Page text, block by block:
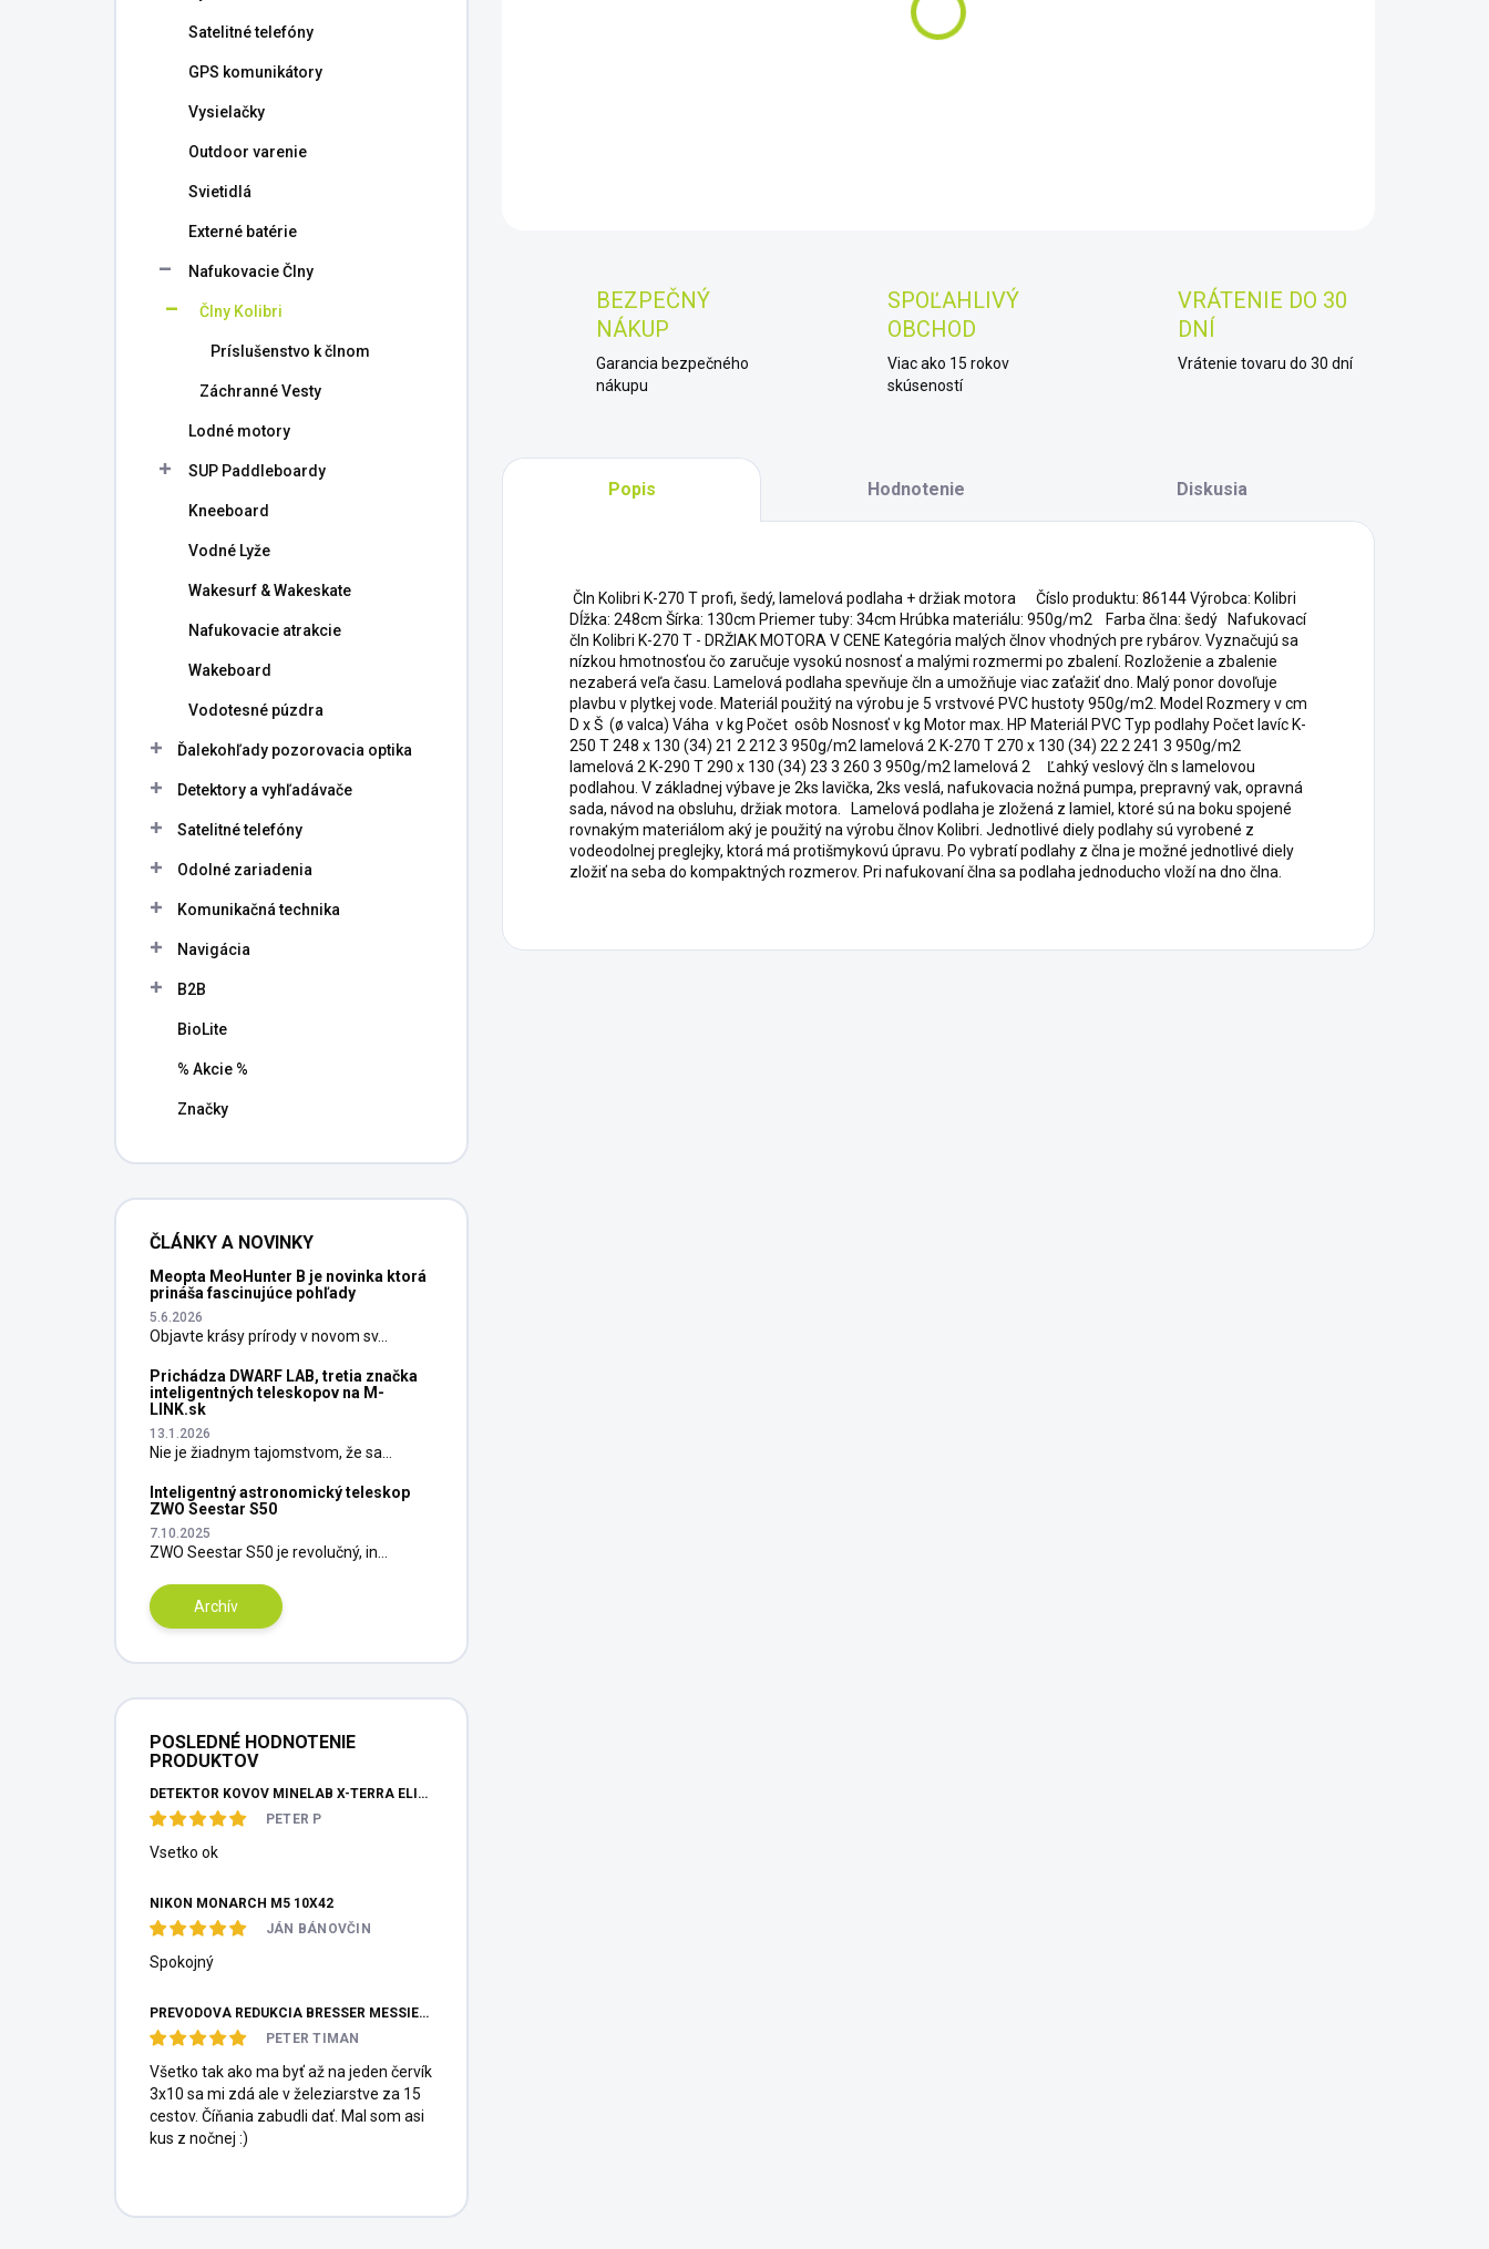
Satelitné telefóny
GPS komunikátory
Vysielačky
Outdoor varenie
Svietidlá
Externé batérie
Nafukovacie Člny
Člny Kolibri
Príslušenstvo k člnom
Záchranné Vesty
Lodné motory
SUP Paddleboardy
Kneeboard
Vodné Lyže
Wakesurf & Wakeskate
Nafukovacie atrakcie
Wakeboard
Vodotesné púzdra
Ďalekohľady pozorovacia optika
Detektory a vyhľadávače
Satelitné telefóny
Odolné zariadenia
Komunikačná technika
Navigácia
B2B
BioLite
% Akcie %
Značky
ČLÁNKY A NOVINKY
Meopta MeoHunter B je novinka ktorá
prináša fascinujúce pohľady
5.6.2026
Objavte krásy prírody v novom sv...
Prichádza DWARF LAB, tretia značka
inteligentných teleskopov na M-
LINK.sk
13.1.2026
Nie je žiadnym tajomstvom, že sa...
Inteligentný astronomický teleskop
ZWO Seestar S50
7.10.2025
ZWO Seestar S50 je revolučný, in...
Archív
POSLEDNÉ HODNOTENIE
PRODUKTOV
DETEKTOR KOVOV MINELAB X-TERRA ELITE PINPOITER SET
PETER P
Vsetko ok
NIKON MONARCH M5 10X42
JÁN BÁNOVČIN
Spokojný
PREVODOVÁ REDUKCIA BRESSER MESSIER HEXAFOC 1:10
PETER TIMAN
Všetko tak ako ma byť až na jeden červík
3x10 sa mi zdá ale v železiarstve za 15
cestov. Číňania zabudli dať. Mal som asi
kus z nočnej :)
11.8.2026
BEZPEČNÝ
NÁKUP
Garancia bezpečného
nákupu
SPOĽAHLIVÝ
OBCHOD
Viac ako 15 rokov
skúseností
VRÁTENIE DO 30
DNÍ
Vrátenie tovaru do 30 dní
Popis Hodnotenie Diskusia
Čln Kolibri K-270 T profi, šedý, lamelová podlaha + držiak motora Číslo produktu: 86144 Výrobca: Kolibri
Dĺžka: 248cm Šírka: 130cm Priemer tuby: 34cm Hrúbka materiálu: 950g/m2 Farba člna: šedý Nafukovací
čln Kolibri K-270 T - DRŽIAK MOTORA V CENE Kategória malých člnov vhodných pre rybárov. Vyznačujú sa
nízkou hmotnosťou čo zaručuje vysokú nosnosť a malými rozmermi po zbalení. Rozloženie a zbalenie
nezaberá veľa času. Lamelová podlaha spevňuje čln a umožňuje viac zaťažiť dno. Malý ponor dovoľuje
plavbu v plytkej vode. Materiál použitý na výrobu je 5 vrstvové PVC hustoty 950g/m2. Model Rozmery v cm
D x Š (ø valca) Váha v kg Počet osôb Nosnosť v kg Motor max. HP Materiál PVC Typ podlahy Počet lavíc K-
250 T 248 x 130 (34) 21 2 212 3 950g/m2 lamelová 2 K-270 T 270 x 130 (34) 22 2 241 3 950g/m2
lamelová 2 K-290 T 290 x 130 (34) 23 3 260 3 950g/m2 lamelová 2 Ľahký veslový čln s lamelovou
podlahou. V základnej výbave je 2ks lavička, 2ks veslá, nafukovacia nožná pumpa, prepravný vak, opravná
sada, návod na obsluhu, držiak motora. Lamelová podlaha je zložená z lamiel, ktoré sú na boku spojené
rovnakým materiálom aký je použitý na výrobu člnov Kolibri. Jednotlivé diely podlahy sú vyrobené z
vodeodolnej preglejky, ktorá má protišmykovú úpravu. Po vybratí podlahy z člna je možné jednotlivé diely
zložiť na seba do kompaktných rozmerov. Pri nafukovaní člna sa podlaha jednoducho vloží na dno člna.